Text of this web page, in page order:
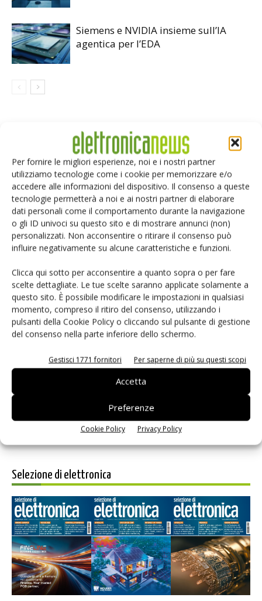
Per fornire le migliori esperienze, noi e i nostri partner
utilizziamo tecnologie come i cookie per memorizzare e/o
accedere alle informazioni del dispositivo. Il consenso a queste
tecnologie permetterà a noi e ai nostri partner di elaborare
dati personali come il comportamento durante la navigazione
o gli ID univoci su questo sito e di mostrare annunci (non)
personalizzati. Non acconsentire o ritirare il consenso può
influire negativamente su alcune caratteristiche e funzioni.
Clicca qui sotto per acconsentire a quanto sopra o per fare
scelte dettagliate. Le tue scelte saranno applicate solamente a
questo sito. È possibile modificare le impostazioni in qualsiasi
momento, compreso il ritiro del consenso, utilizzando i
pulsanti della Cookie Policy o cliccando sul pulsante di gestione
del consenso nella parte inferiore dello schermo.
Gestisci 1771 fornitori Per saperne di più su questi scopi
Accetta
Preferenze
Cookie Policy Privacy Policy
Siemens e NVIDIA insieme sull’IA
agentica per l’EDA
Salva il mio nome, email e sito web in questo browser per i
prossimi commenti.
Selezione di elettronica